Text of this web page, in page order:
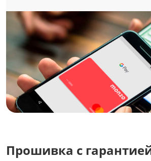
Прошивка с